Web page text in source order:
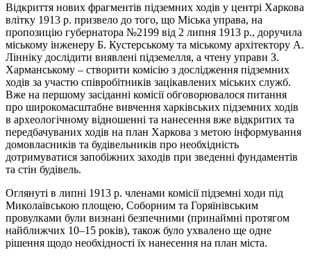
Відкриття нових фрагментів підземних ходів у центрі Харкова
влітку 1913 р. призвело до того, що Міська управа, на
пропозицію губернатора №2199 від 2 липня 1913 р., доручила
міському інженеру Б. Кустерському та міському архітектору А.
Лінніку дослідити виявлені підземелля, а чтену управи З.
Харманському – створити комісію з дослідження підземних
ходів за участю співробітників зацікавлених міських служб.
Вже на першому засіданні комісії обговорювалося питання
про широкомасштабне вивчення харківських підземних ходів
в археологічному відношенні та нанесення вже відкритих та
передбачуваних ходів на план Харкова з метою інформування
домовласників та будівельників про необхідність
дотримуватися запобіжних заходів при зведенні фундаментів
та стін будівель.
Оглянуті в липні 1913 р. членами комісії підземні ходи під
Миколаївською площею, Соборним та Горяїнівським
провулками були визнані безпечними (принаймні протягом
найближчих 10–15 років), також було ухвалено ще одне
рішення щодо необхідності їх нанесення на план міста.